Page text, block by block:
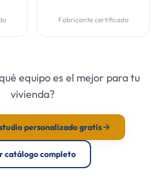
Fabricante certificado
equipo es el mejor para tu
vivienda?
personalizado gratis
catálogo completo